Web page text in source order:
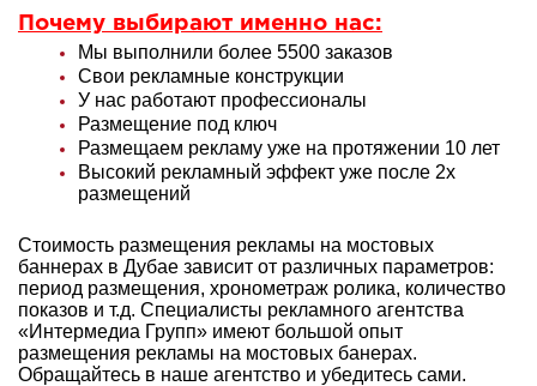
Почему выбирают именно нас:
Мы выполнили более 5500 заказов
Свои рекламные конструкции
У нас работают профессионалы
Размещение под ключ
Размещаем рекламу уже на протяжении 10 лет
Высокий рекламный эффект уже после 2х
размещений
Стоимость размещения рекламы на мостовых
баннерах в Дубае зависит от различных параметров:
период размещения, хронометраж ролика, количество
показов и т.д. Специалисты рекламного агентства
«Интермедиа Групп» имеют большой опыт
размещения рекламы на мостовых банерах.
Обращайтесь в наше агентство и убедитесь сами.